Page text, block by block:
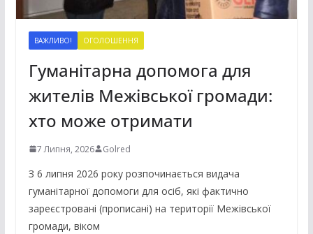
ВАЖЛИВО! ОГОЛОШЕННЯ
Гуманітарна допомога для
жителів Межівської громади:
хто може отримати
7 Липня, 2026 Golred
З 6 липня 2026 року розпочинається видача
гуманітарної допомоги для осіб, які фактично
зареєстровані (прописані) на території Межівської
громади, віком